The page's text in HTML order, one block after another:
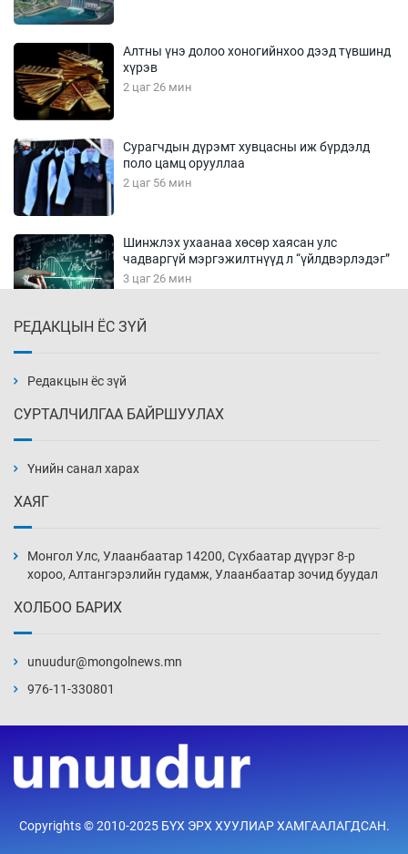
Алтны үнэ долоо хоногийнхоо дээд түвшинд
хүрэв
2 цаг 26 мин
Сурагчдын дүрэмт хувцасны иж бүрдэлд
поло цамц орууллаа
2 цаг 56 мин
Шинжлэх ухаанаа хөсөр хаясан улс
чадваргүй мэргэжилтнүүд л “үйлдвэрлэдэг”
3 цаг 26 мин
3 цаг 56 мин
4 цаг 26 мин
дарамтад оров
19 цаг 56 мин
20 цаг 26 мин
20 цаг 56 мин
дата төв байгуулахаар төлөвлөж байна
РЕДАКЦЫН ЁС ЗҮЙ
Редакцын ёс зүй
СУРТАЛЧИЛГАА БАЙРШУУЛАХ
Үнийн санал харах
ХАЯГ
Монгол Улс, Улаанбаатар 14200, Сүхбаатар дүүрэг 8-р
хороо, Алтангэрэлийн гудамж, Улаанбаатар зочид буудал
ХОЛБОО БАРИХ
unuudur@mongolnews.mn
976-11-330801
Copyrights © 2010-2025 БҮХ ЭРХ ХУУЛИАР ХАМГААЛАГДСАН.